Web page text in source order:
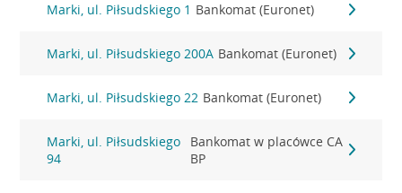
Marki, ul. Piłsudskiego 1 Bankomat (Euronet)
Marki, ul. Piłsudskiego 200A Bankomat (Euronet)
Marki, ul. Piłsudskiego 22 Bankomat (Euronet)
Marki, ul. Piłsudskiego
94
Bankomat w placówce CA
BP